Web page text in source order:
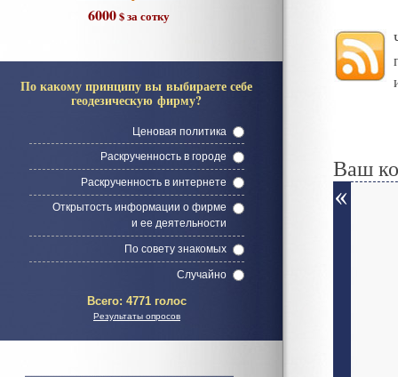
6000$ за сотку
По какому принципу вы выбираете себе
геодезическую фирму?
Ценовая политика
Раскрученность в городе
Раскрученность в интернете
Открытость информации о фирме
и ее деятельности
По совету знакомых
Случайно
Всего: 4771 голос
Результаты опросов
Ваш